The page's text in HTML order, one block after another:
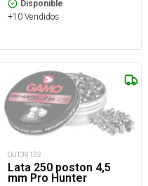
Disponible
+10 Vendidos
OUT39132
Lata 250 poston 4,5
mm Pro Hunter